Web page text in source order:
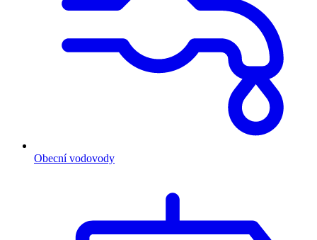
Obecní vodovody